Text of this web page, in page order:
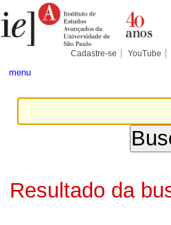
para
conteúdo.
Pessoais
Cadastre-se YouTube
menu
Resultado da